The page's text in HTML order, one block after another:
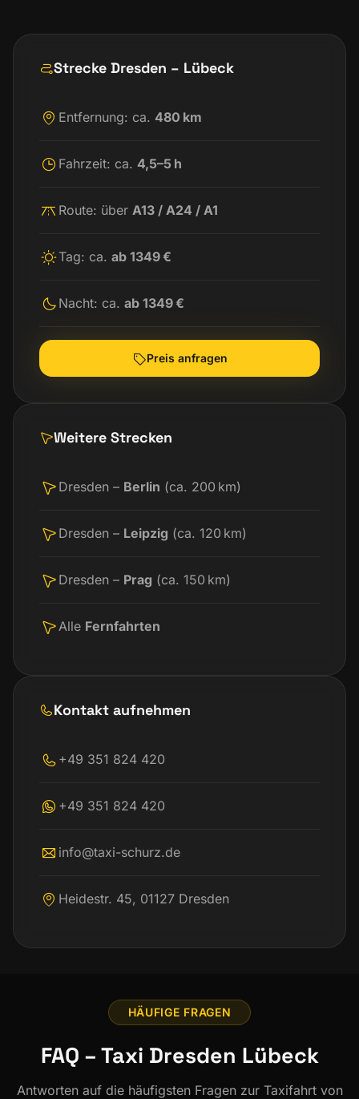
Strecke Dresden – Lübeck
Entfernung: ca. 480 km
Fahrzeit: ca. 4,5–5 h
Route: über A13 / A24 / A1
Tag: ca. ab 1349 €
Nacht: ca. ab 1349 €
Preis anfragen
Weitere Strecken
Dresden – Berlin (ca. 200 km)
Dresden – Leipzig (ca. 120 km)
Dresden – Prag (ca. 150 km)
Alle Fernfahrten
Kontakt aufnehmen
+49 351 824 420
+49 351 824 420
info@taxi-schurz.de
Heidestr. 45, 01127 Dresden
HÄUFIGE FRAGEN
FAQ – Taxi Dresden Lübeck
Antworten auf die häufigsten Fragen zur Taxifahrt von